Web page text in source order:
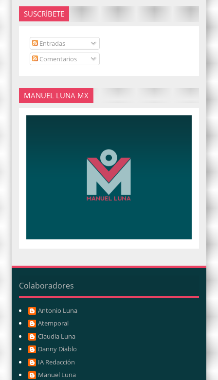
SUSCRÍBETE
Entradas
Comentarios
MANUEL LUNA MX
Colaboradores
Antonio Luna
Atemporal
Claudia Luna
Danny Diablo
IA Redacción
Manuel Luna